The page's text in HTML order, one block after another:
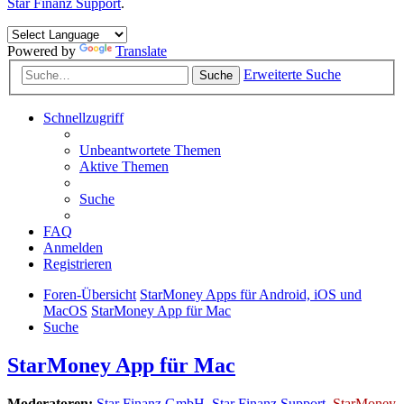
Powered by Translate
Suche Erweiterte Suche
Schnellzugriff
Unbeantwortete Themen
Aktive Themen
Suche
FAQ
Anmelden
Registrieren
Foren-Übersicht StarMoney Apps für Android, iOS und
MacOS StarMoney App für Mac
Suche
StarMoney App für Mac